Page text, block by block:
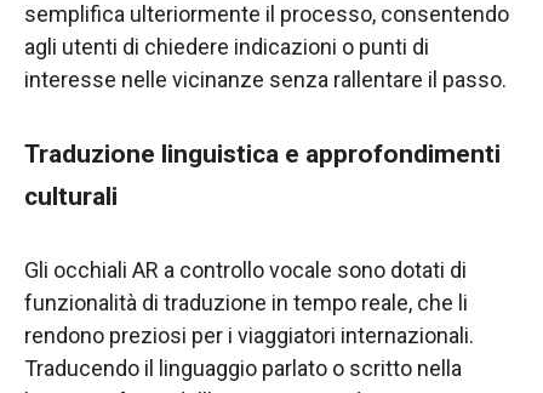
semplifica ulteriormente il processo, consentendo
agli utenti di chiedere indicazioni o punti di
interesse nelle vicinanze senza rallentare il passo.
Traduzione linguistica e approfondimenti
culturali
Gli occhiali AR a controllo vocale sono dotati di
funzionalità di traduzione in tempo reale, che li
rendono preziosi per i viaggiatori internazionali.
Traducendo il linguaggio parlato o scritto nella